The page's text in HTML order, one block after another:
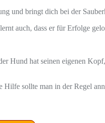
und bringt dich bei der
auch, dass er für Erfolge
Hund hat seinen eigenen
sollte man in der Regel